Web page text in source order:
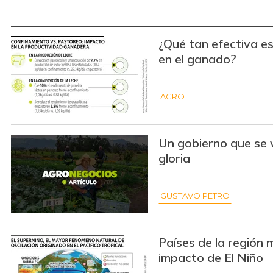
¿Qué tan efectiva
en el ganado?
AGRO
Un gobierno que se
gloria
GUSTAVO PETRO
Países de la región
impacto de El Niño